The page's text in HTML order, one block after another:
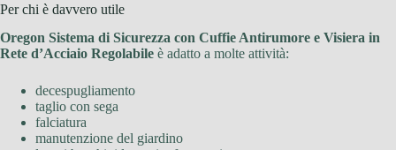
Per chi è davvero utile
Oregon Sistema di Sicurezza con Cuffie Antirumore e Visiera in
Rete d’Acciaio Regolabile è adatto a molte attività:
decespugliamento
taglio con sega
falciatura
manutenzione del giardino